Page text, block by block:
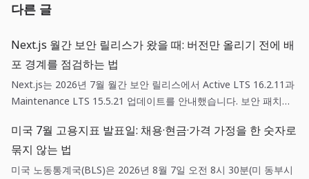
다른 글
Next.js 월간 보안 릴리스가 왔을 때: 버전만 올리기 전에 배
포 경계를 점검하는 법
Next.js는 2026년 7월 월간 보안 릴리스에서 Active LTS 16.2.11과
Maintenance LTS 15.5.21 업데이트를 안내했습니다. 보안 패치는
기 기준을 함께 갖춘 배포 작업입니다.
미국 7월 고용지표 발표일: 채용·현금·가격 가정을 한 숫자로
묶지 않는 법
미국 노동통계국(BLS)은 2026년 8월 7일 오전 8시 30분(미 동부시